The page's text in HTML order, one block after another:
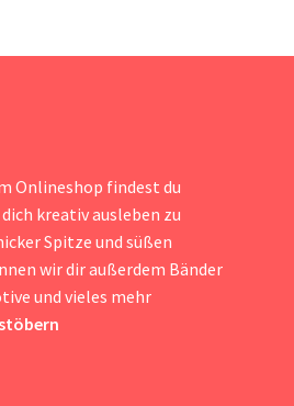
Onlineshop findest du
kreativ ausleben zu
Spitze und süßen
wir dir außerdem Bänder
und vieles mehr